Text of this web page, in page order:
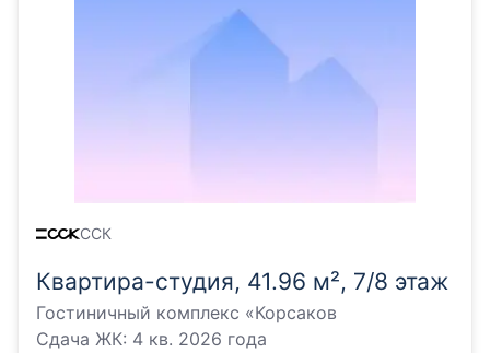
Квартира-студия, 41.96 м², 7/8 этаж
Гостиничный комплекс «Корсаков
Сдача ЖК: 4 кв. 2026 года
ССК